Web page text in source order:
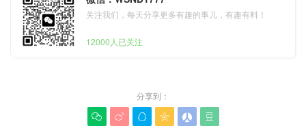
关注我们，每天分享更多有趣的事儿，有趣有料！
12000人已关注
分享到：
     